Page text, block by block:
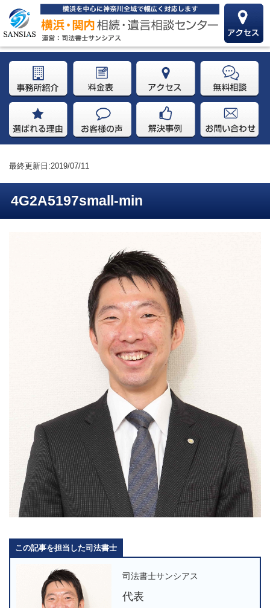
最終更新日:2019/07/11
4G2A5197small-min
この記事を担当した司法書士
司法書士サンシアス
代表